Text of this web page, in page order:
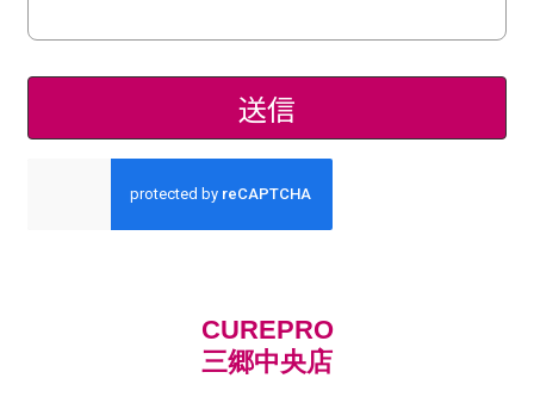
CUREPRO
三郷中央店